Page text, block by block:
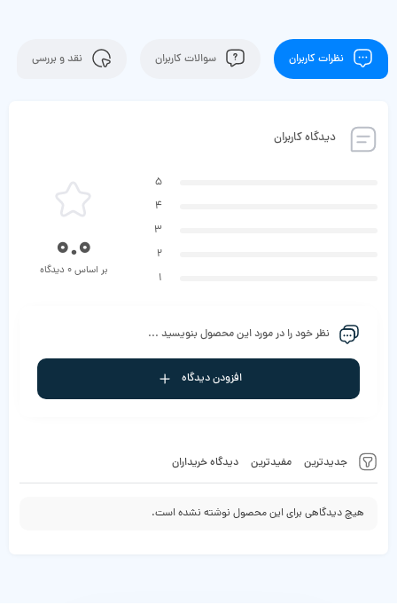
نظرات کاربران سوالات کاربران نقد و بررسی
دیدگاه کاربران
جدیدترین مفیدترین دیدگاه خریداران
هیچ دیدگاهی برای این محصول نوشته نشده است.
5
4
3
2
1
0.0
بر اساس 0 دیدگاه
نظر خود را در مورد این محصول بنویسید ...
افزودن دیدگاه